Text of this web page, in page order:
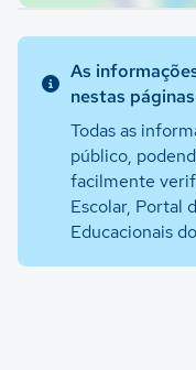
As
nestas
Todas as
público,
facilmente
Escolar, Portal
Educacionais